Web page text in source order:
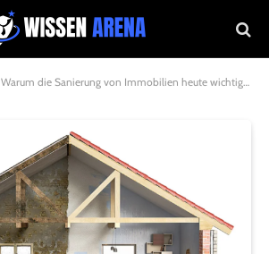
Warum die Sanierung von Immobilien heute wichtiger ist denn je